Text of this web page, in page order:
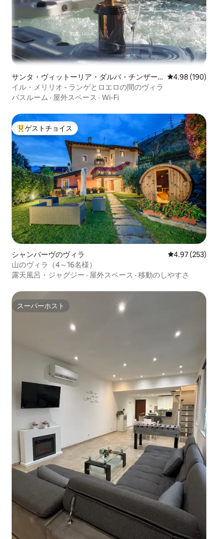
サンタ・ヴィットーリア・ダルバ・チンザー
ノのヴィラ
レビュー190
4.98 (190)
イル・メリリオ - ランゲとロエロの間のヴィラ
バスルーム · 屋外スペース · Wi-Fi
大好評のゲストチョイスです。
ゲストチョイス
シャンバーヴのヴィラ レビュー253
4.97 (253)
山のヴィラ（4～16名様）
露天風呂・ジャグジー · 屋外スペース · 移動のしやすさ
スーパーホスト
スーパーホスト